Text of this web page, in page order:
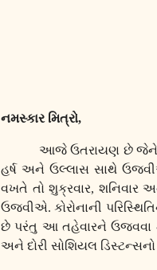
નમસ્કાર મિત્રો,
આજે ઉતરાયણ છે જેને
હર્ષ અને ઉલ્લાસ સાથે
વખતે તો શુક્રવાર, શનિવાર
ઉજવીએ. કોરોનાની
છે પરંતુ આ તહેવારને ઉજવવા
અને દોરી સોશિયલ